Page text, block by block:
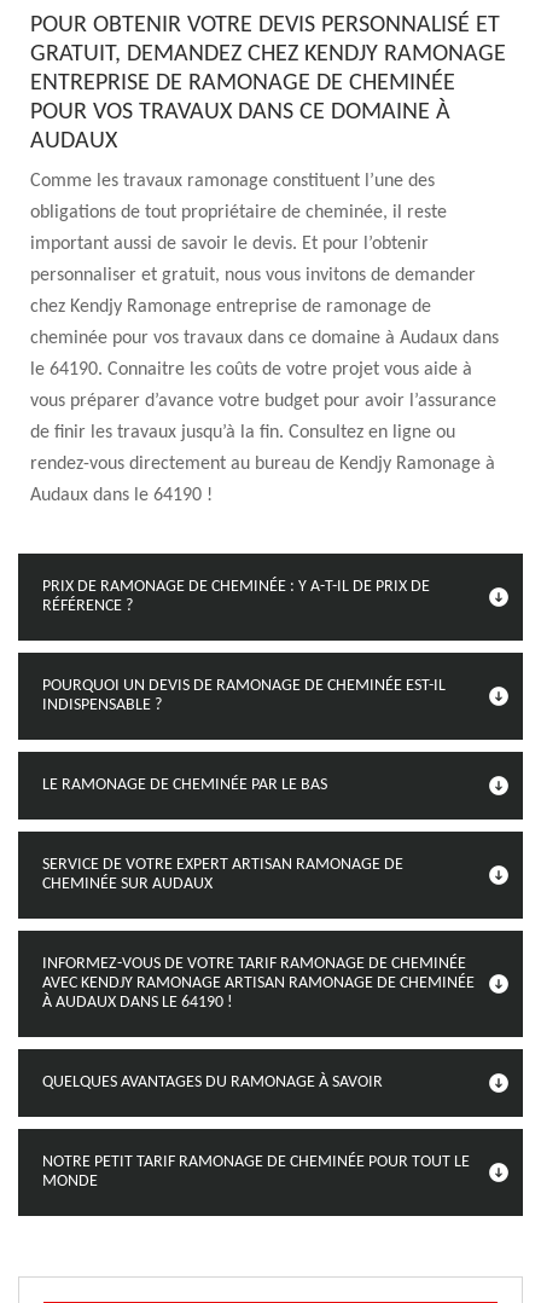
POUR OBTENIR VOTRE DEVIS PERSONNALISÉ ET
GRATUIT, DEMANDEZ CHEZ KENDJY RAMONAGE
ENTREPRISE DE RAMONAGE DE CHEMINÉE
POUR VOS TRAVAUX DANS CE DOMAINE À
AUDAUX
Comme les travaux ramonage constituent l’une des
obligations de tout propriétaire de cheminée, il reste
important aussi de savoir le devis. Et pour l’obtenir
personnaliser et gratuit, nous vous invitons de demander
chez Kendjy Ramonage entreprise de ramonage de
cheminée pour vos travaux dans ce domaine à Audaux dans
le 64190. Connaitre les coûts de votre projet vous aide à
vous préparer d’avance votre budget pour avoir l’assurance
de finir les travaux jusqu’à la fin. Consultez en ligne ou
rendez-vous directement au bureau de Kendjy Ramonage à
Audaux dans le 64190 !
PRIX DE RAMONAGE DE CHEMINÉE : Y A-T-IL DE PRIX DE
RÉFÉRENCE ?
POURQUOI UN DEVIS DE RAMONAGE DE CHEMINÉE EST-IL
INDISPENSABLE ?
LE RAMONAGE DE CHEMINÉE PAR LE BAS
SERVICE DE VOTRE EXPERT ARTISAN RAMONAGE DE
CHEMINÉE SUR AUDAUX
INFORMEZ-VOUS DE VOTRE TARIF RAMONAGE DE CHEMINÉE
AVEC KENDJY RAMONAGE ARTISAN RAMONAGE DE CHEMINÉE
À AUDAUX DANS LE 64190 !
QUELQUES AVANTAGES DU RAMONAGE À SAVOIR
NOTRE PETIT TARIF RAMONAGE DE CHEMINÉE POUR TOUT LE
MONDE